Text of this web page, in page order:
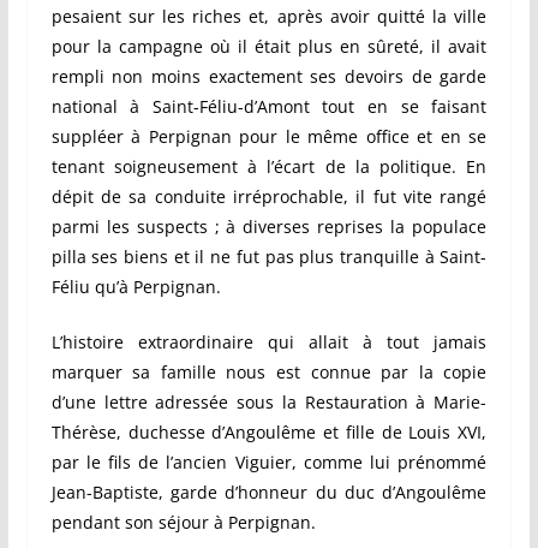
pesaient sur les riches et, après avoir quitté la ville
pour la campagne où il était plus en sûreté, il avait
rempli non moins exactement ses devoirs de garde
national à Saint-Féliu-d’Amont tout en se faisant
suppléer à Perpignan pour le même office et en se
tenant soigneusement à l’écart de la politique. En
dépit de sa conduite irréprochable, il fut vite rangé
parmi les suspects ; à diverses reprises la populace
pilla ses biens et il ne fut pas plus tranquille à Saint-
Féliu qu’à Perpignan.
L’histoire extraordinaire qui allait à tout jamais
marquer sa famille nous est connue par la copie
d’une lettre adressée sous la Restauration à Marie-
Thérèse, duchesse d’Angoulême et fille de Louis XVI,
par le fils de l’ancien Viguier, comme lui prénommé
Jean-Baptiste, garde d’honneur du duc d’Angoulême
pendant son séjour à Perpignan.